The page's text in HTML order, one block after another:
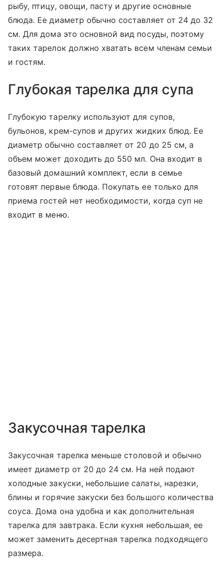
рыбу, птицу, овощи, пасту и другие основные
блюда. Ее диаметр обычно составляет от 24 до 32
см. Для дома это основной вид посуды, поэтому
таких тарелок должно хватать всем членам семьи
и гостям.
Глубокая тарелка для супа
Глубокую тарелку используют для супов,
бульонов, крем-супов и других жидких блюд. Ее
диаметр обычно составляет от 20 до 25 см, а
объем может доходить до 550 мл. Она входит в
базовый домашний комплект, если в семье
готовят первые блюда. Покупать ее только для
приема гостей нет необходимости, когда суп не
входит в меню.
Закусочная тарелка
Закусочная тарелка меньше столовой и обычно
имеет диаметр от 20 до 24 см. На ней подают
холодные закуски, небольшие салаты, нарезки,
блины и горячие закуски без большого количества
соуса. Дома она удобна и как дополнительная
тарелка для завтрака. Если кухня небольшая, ее
может заменить десертная тарелка подходящего
размера.